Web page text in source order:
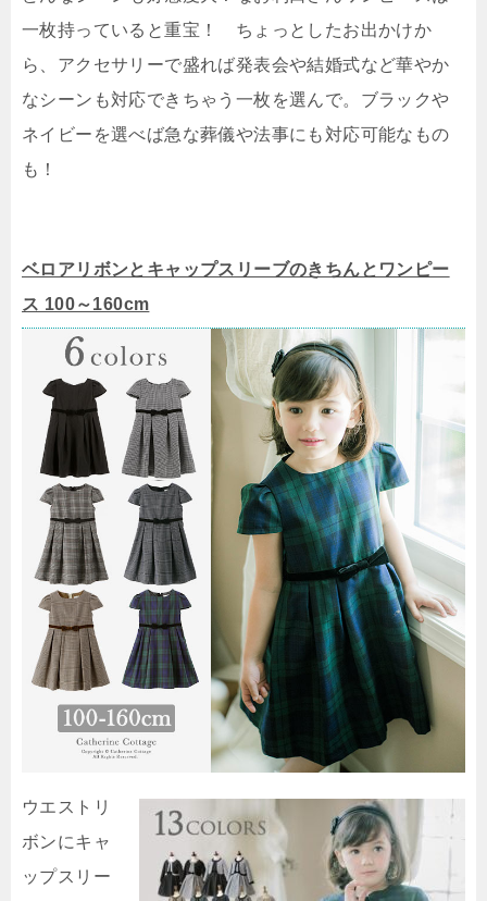
一枚持っていると重宝！ ちょっとしたお出かけか
ら、アクセサリーで盛れば発表会や結婚式など華やか
なシーンも対応できちゃう一枚を選んで。ブラックや
ネイビーを選べば急な葬儀や法事にも対応可能なもの
も！
ベロアリボンとキャップスリーブのきちんとワンピー
ス 100～160cm
ウエストリ
ボンにキャ
ップスリー